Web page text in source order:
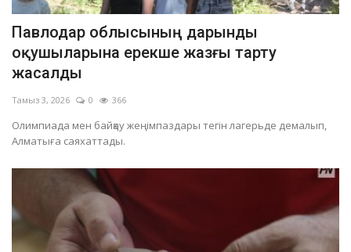
Павлодар облысының дарынды
оқушыларына ерекше жазғы тарту
жасалды
Тамыз 3, 2026 0 366
Олимпиада мен байқау жеңімпаздары тегін лагерьде демалып,
Алматыға саяхаттады.